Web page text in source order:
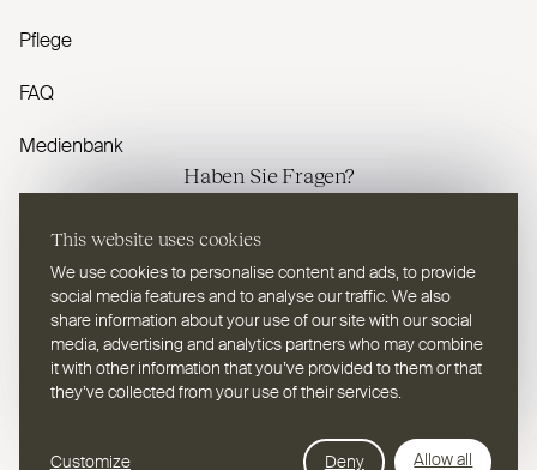
This website uses cookies
We use cookies to personalise content and ads, to provide
social media features and to analyse our traffic. We also
share information about your use of our site with our social
media, advertising and analytics partners who may combine
it with other information that you’ve provided to them or that
they’ve collected from your use of their services.
Customize Deny Allow all
Pflege
FAQ
Medienbank
Haben Sie Fragen?
Kontaktieren Sie uns
Wählen Sie eine Sprache
DE